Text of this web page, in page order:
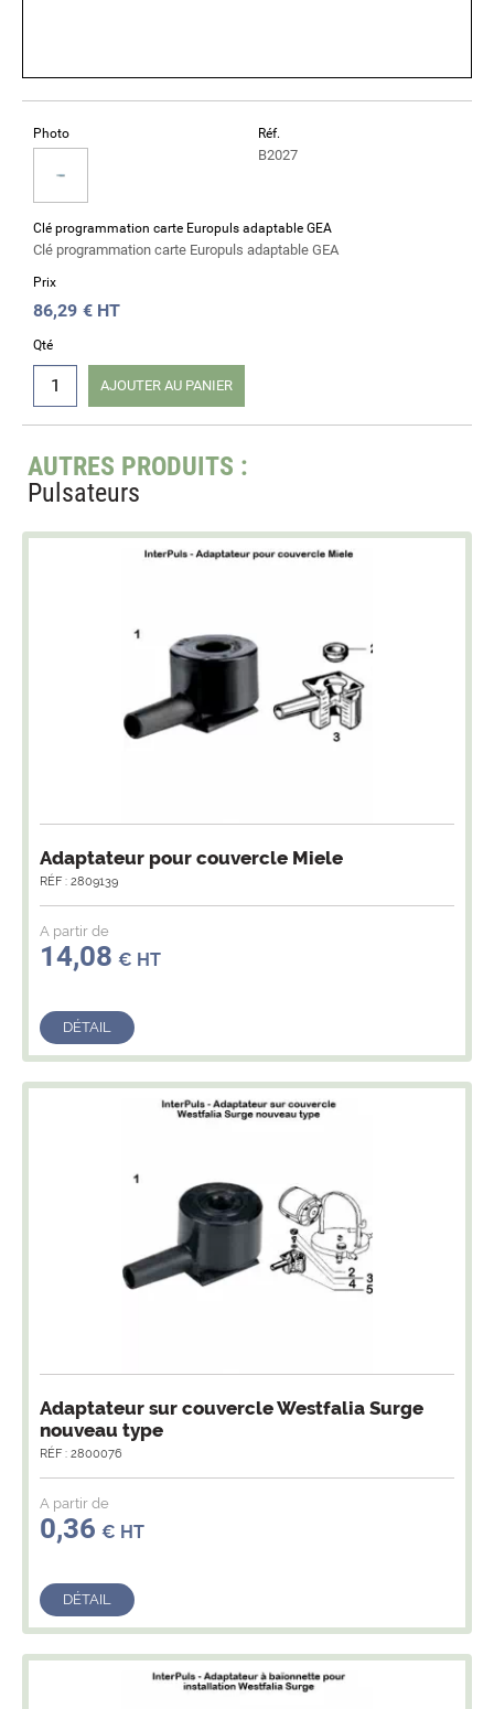
Réf.
B2027
Photo
Clé programmation carte Europuls adaptable GEA
Clé programmation carte Europuls adaptable GEA
Prix
86,29 € HT
Qté
AJOUTER AU PANIER
AUTRES PRODUITS :
Pulsateurs
Adaptateur pour couvercle Miele
RÉF : 2809139
A partir de
14,08 € HT
DÉTAIL
Adaptateur sur couvercle Westfalia Surge
nouveau type
RÉF : 2800076
A partir de
0,36 € HT
DÉTAIL